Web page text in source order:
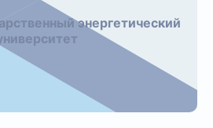
энергетический